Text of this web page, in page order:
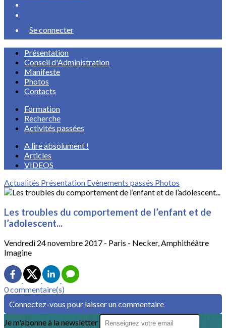
Se connecter
Présentation
Conseil d'Administration
Manifeste
Photos
Contacts
Formation
Recherche
Activités passées
A lire absolument !
Articles
VIDEOS
Actualités Présentation Evènements passés Photos
Les troubles du comportement de l’enfant et de
l’adolescent...
Vendredi 24 novembre 2017 - Paris - Necker, Amphithéâtre
Imagine
0 commentaire(s)
Connectez-vous pour laisser un commentaire
Je m'abonne à la newsletter